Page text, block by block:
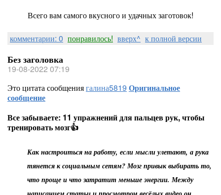
Всего вам самого вкусного и удачных заготовок!
комментарии: 0 понравилось! вверх^ к полной версии
Без заголовка
19-08-2022 07:19
Это цитата сообщениягалина5819 Оригинальное
сообщение
Все забываете: 11 упражнений для пальцев рук, чтобы
тренировать мозг👍
Как настроиться на работу, если мысли улетают, а рука
тянется к социальным сетям? Мозг привык выбирать то,
что проще и что затратит меньше энергии. Между